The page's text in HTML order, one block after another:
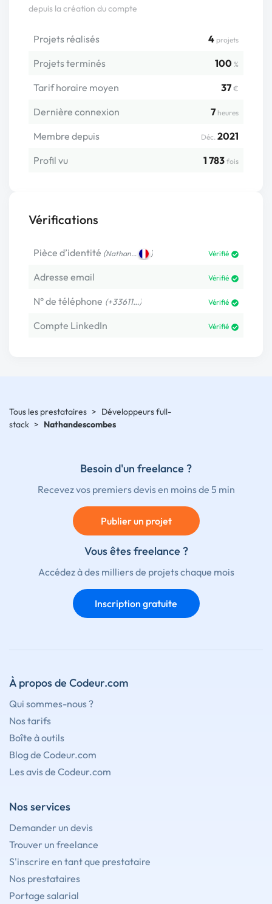
depuis la création du compte
Projets réalisés 4 projets
Projets terminés 100 %
Tarif horaire moyen 37 €
Dernière connexion 7 heures
Membre depuis Déc. 2021
Profil vu
1 783 fois
Vérifications
Pièce d’identité (Nathan… ) Vérifié
Adresse email Vérifié
N° de téléphone (+33611…) Vérifié
Compte LinkedIn Vérifié
Tous les prestataires > Développeurs full-
stack > Nathandescombes
Besoin d'un freelance ?
Recevez vos premiers devis en moins de 5 min
Publier un projet
Vous êtes freelance ?
Accédez à des milliers de projets chaque mois
Inscription gratuite
À propos de Codeur.com
Qui sommes-nous ?
Nos tarifs
Boîte à outils
Blog de Codeur.com
Les avis de Codeur.com
Nos services
Demander un devis
Trouver un freelance
S'inscrire en tant que prestataire
Nos prestataires
Portage salarial